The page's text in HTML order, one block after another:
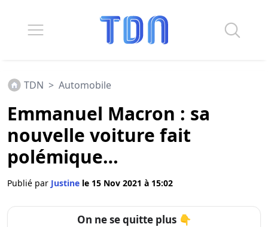
TDN > Automobile
Emmanuel Macron : sa
nouvelle voiture fait
polémique…
Publié par Justine le 15 Nov 2021 à 15:02
On ne se quitte plus 👇